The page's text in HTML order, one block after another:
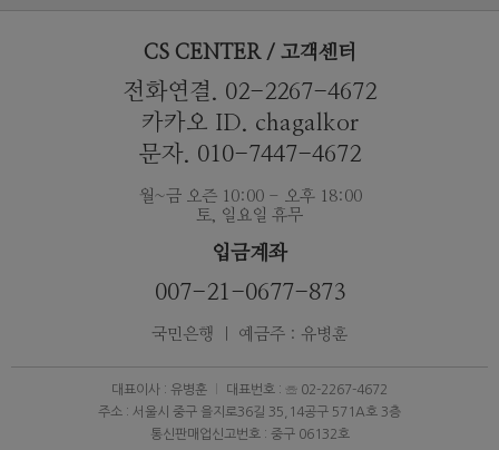
CS CENTER / 고객센터
전화연결. 02-2267-4672
카카오 ID. chagalkor
문자. 010-7447-4672
월~금 오즌 10:00 - 오후 18:00
토, 일요일 휴무
입금계좌
007-21-0677-873
국민은행 ｜ 예금주 : 유병훈
대표이사 : 유병훈
대표번호 : ☏ 02-2267-4672
주소 : 서울시 중구 을지로36길 35,14공구 571A호 3층
통신판매업신고번호 : 중구 06132호